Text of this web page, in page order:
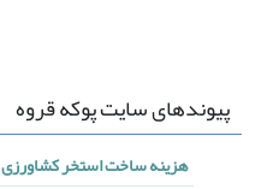
پیوندهای سایت پوکه قروه
هزینه ساخت استخر کشاورزی